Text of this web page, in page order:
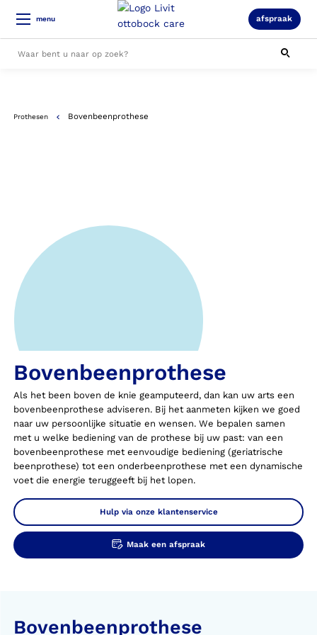
menu afspraak
Prothesen Bovenbeenprothese
Bovenbeenprothese
Als het been boven de knie geamputeerd, dan kan uw arts een
bovenbeenprothese adviseren. Bij het aanmeten kijken we goed
naar uw persoonlijke situatie en wensen. We bepalen samen
met u welke bediening van de prothese bij uw past: van een
bovenbeenprothese met eenvoudige bediening (geriatrische
beenprothese) tot een onderbeenprothese met een dynamische
voet die energie teruggeeft bij het lopen.
Hulp via onze klantenservice
Maak een afspraak
Bovenbeenprothese